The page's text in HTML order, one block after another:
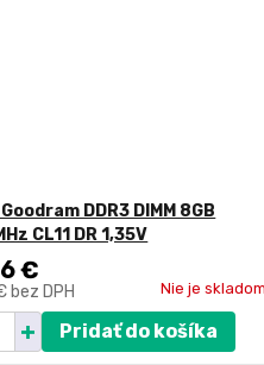
Goodram DDR3 DIMM 8GB
CL11 DR 1,35V
€
bez DPH Nie je skladom
Pridať do košíka